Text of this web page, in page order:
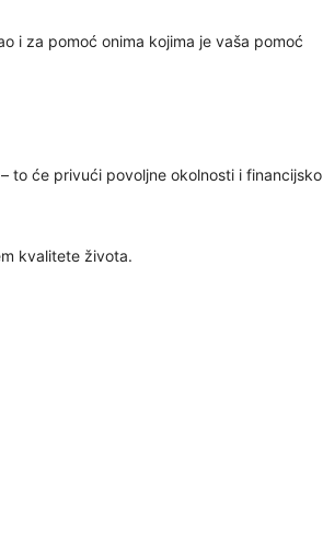
i za pomoć onima kojima je vaša pomoć
to će privući povoljne okolnosti i financijsko
kvalitete života.